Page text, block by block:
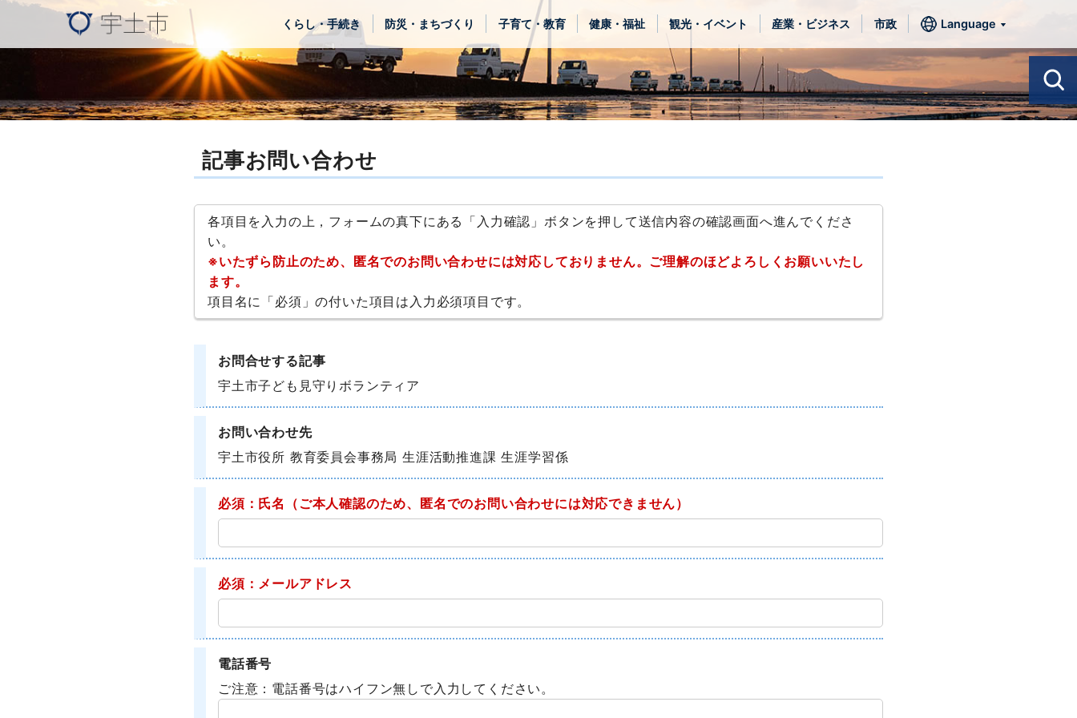
くらし・手続き 防災・まちづくり 子育て・教育 健康・福祉 観光・イベント 産業・ビジネス 市政 Language
記事お問い合わせ
各項目を入力の上，フォームの真下にある「入力確認」ボタンを押して送信内容の確認画面へ進んでくださ
い。
※いたずら防止のため、匿名でのお問い合わせには対応しておりません。ご理解のほどよろしくお願いいたし
ます。
項目名に「必須」の付いた項目は入力必須項目です。
お問合せする記事
宇土市子ども見守りボランティア
お問い合わせ先
宇土市役所 教育委員会事務局 生涯活動推進課 生涯学習係
必須：氏名 （ご本人確認のため、匿名でのお問い合わせには対応できません）
必須：メールアドレス
電話番号
ご注意：電話番号はハイフン無しで入力してください。